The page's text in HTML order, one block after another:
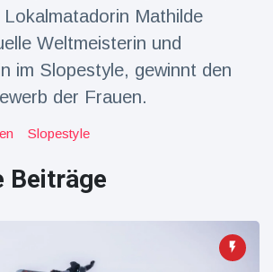
Lokalmatadorin Mathilde
Weltmeisterin und
im Slopestyle, gewinnt den
der Frauen.
Slopestyle
Beiträge